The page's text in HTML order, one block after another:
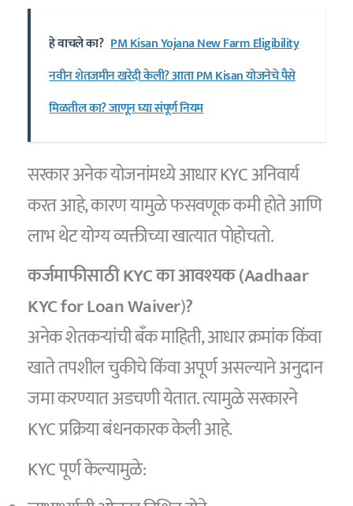
हे वाचले का? PM Kisan Yojana New Farm Eligibility
नवीन शेतजमीन खरेदी केली? आता PM Kisan योजनेचे पैसे
मिळतील का? जाणून घ्या संपूर्ण नियम
सरकार अनेक योजनांमध्ये आधार KYC अनिवार्य
करत आहे, कारण यामुळे फसवणूक कमी होते आणि
लाभ थेट योग्य व्यक्तीच्या खात्यात पोहोचतो.
कर्जमाफीसाठी KYC का आवश्यक (Aadhaar
KYC for Loan Waiver)?
अनेक शेतकऱ्यांची बँक माहिती, आधार क्रमांक किंवा
खाते तपशील चुकीचे किंवा अपूर्ण असल्याने अनुदान
जमा करण्यात अडचणी येतात. त्यामुळे सरकारने
KYC प्रक्रिया बंधनकारक केली आहे.
KYC पूर्ण केल्यामुळे: